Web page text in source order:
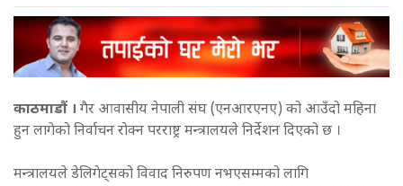
काठमाडौं । गैर आवासीय नेपाली संघ (एनआरएनए) को आउँदो महिना
हुन लागेको निर्वाचन रोक्न परराष्ट्र मन्त्रालयले निर्देशन दिएको छ ।
मन्त्रालयले डेलिगेट्सको विवाद निरुपण नभएसम्मको लागि